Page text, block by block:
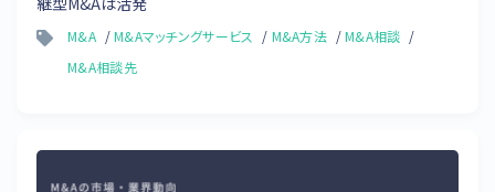
M&A M&Aマッチングサービス M&A方法
M&A相談
M&A相談先